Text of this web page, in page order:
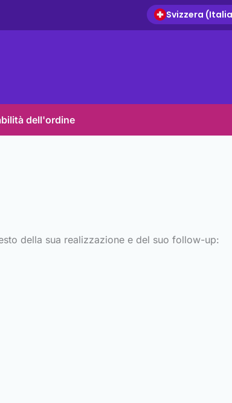
Svizzera
dell'ordine
della sua realizzazione e del suo follow-up: